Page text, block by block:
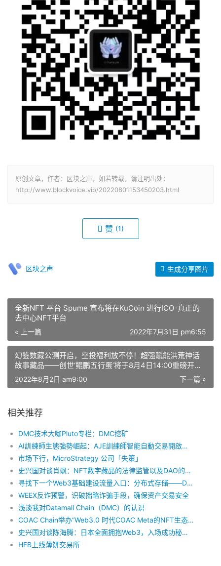
原创文章，作者：区块之声，如若转载，请注明出处：
http://www.blockvoice.vip/20220801153450203.html
赞 (1)
区块之声 生成分享图片
全新NFT 平台 Spume 宣布将在KuCoin 进行ICO-真正的
去中心NFT平台￼
« 上一篇 2022年7月31日 pm6:55
幻鉴数藏公测开启，空投福利放不停！超强赋能洪荒神话
故事藏品——创世‘鲲鹏五行蛋’将于8月4日14:00重磅开
售！
下一篇 »
2022年8月2日 am9:00
相关推荐
DMC技术大咖Pluto专栏：DMC挖矿
AI訓練師生態強勢崛起：AJE訓練師智能自動交易開啟全球數字金融新紀元
市场下行，MicroStrategy 公司「失策」
史兴国对谈肖飒：NFT数字藏品的法律监管以及DAO的中国化可能路径
寻找下一个Web3基础建设流量入口：分布式存储——Datamall Chain
WEEX反诈预警，识破拙略诈骗手段，确保资产交易安全
浅谈我对Datamall Chain（DMC）的认识
COAC Chain举办“Web3.0 时代COAC Meta的NFT生态发展之路”AMA
史兴国对谈陈海腾：日本全面拥抱Web3，入场成功秘诀在哪里？
HFB上线薄饼交易所